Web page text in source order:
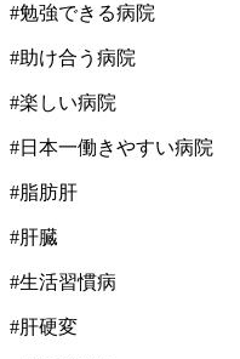
#勉強できる病院
#助け合う病院
#楽しい病院
#日本一働きやすい病院
#脂肪肝
#肝臓
#生活習慣病
#肝硬変